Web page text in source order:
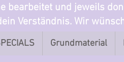
bearbeitet und jeweils
Verständnis. Wir
Grundmaterial